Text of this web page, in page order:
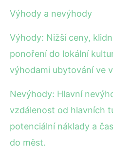
Výhody a nevýhody
Výhody: Nižší ceny,
ponoření do lokální
výhodami ubytování ve
Nevýhody: Hlavní
vzdálenost od hlavních
potenciální náklady a
do měst.